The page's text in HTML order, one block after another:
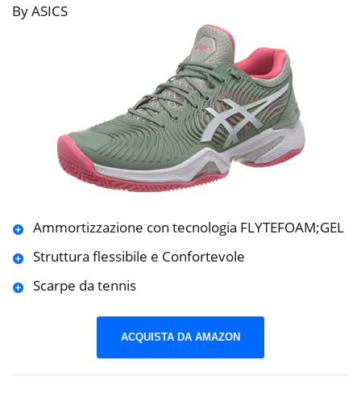
By ASICS
Ammortizzazione con tecnologia FLYTEFOAM;GEL
Struttura flessibile e Confortevole
Scarpe da tennis
ACQUISTA DA AMAZON